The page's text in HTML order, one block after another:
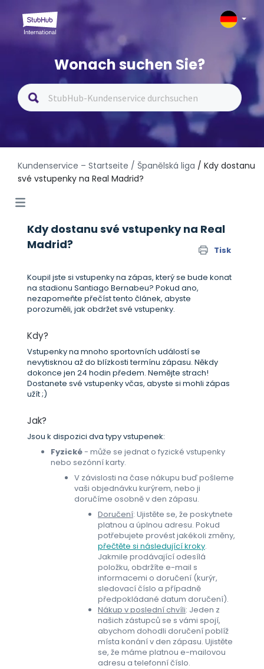
Wonach suchen Sie?
Kundenservice – Startseite / Španělská liga / Kdy dostanu
své vstupenky na Real Madrid?
Kdy dostanu své vstupenky na Real
Madrid?
Tisk
Koupil jste si vstupenky na zápas, který se bude konat
na stadionu Santiago Bernabeu? Pokud ano,
nezapomeňte přečíst tento článek, abyste
porozuměli, jak obdržet své vstupenky.
Kdy?
Vstupenky na mnoho sportovních událostí se
nevytisknou až do blízkosti termínu zápasu. Někdy
dokonce jen 24 hodin předem. Nemějte strach!
Dostanete své vstupenky včas, abyste si mohli zápas
užít ;)
Jak?
Jsou k dispozici dva typy vstupenek:
Fyzické- může se jednat o fyzické vstupenky
nebo sezónní karty.
V závislosti na čase nákupu buď pošleme
vaši objednávku kurýrem, nebo ji
doručíme osobně v den zápasu.
Doručení: Ujistěte se, že poskytnete
platnou a úplnou adresu. Pokud
potřebujete provést jakékoli změny,
přečtěte si následující kroky.
Jakmile prodávající odesílá
položku, obdržíte e-mail s
informacemi o doručení (kurýr,
sledovací číslo a případně
předpokládané datum doručení).
Nákup v poslední chvíli: Jeden z
našich zástupců se s vámi spojí,
abychom dohodli doručení poblíž
místa konání v den zápasu. Ujistěte
se, že máme platnou e-mailovou
adresu a telefonní číslo.